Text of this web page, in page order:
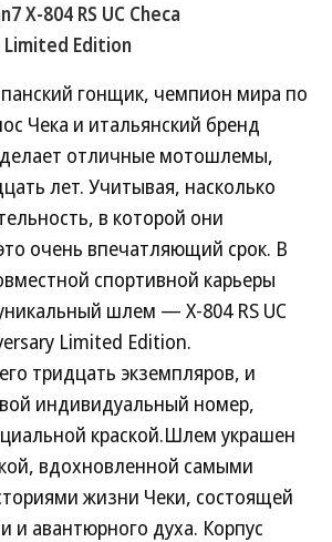
X-804 RS UC Checa
Edition
гонщик, чемпион мира по
Чека и итальянский бренд
отличные мотошлемы,
лет. Учитывая, насколько
в которой они
очень впечатляющий срок. В
спортивной карьеры
шлем — X-804 RS UC
Limited Edition.
тридцать экземпляров, и
индивидуальный номер,
краской.Шлем украшен
вдохновленной самыми
жизни Чеки, состоящей
и авантюрного духа. Корпус